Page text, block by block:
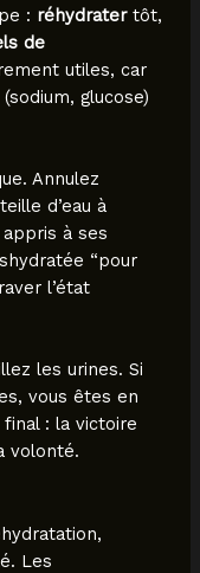
: réhydratertôt,
de
utiles, car
glucose)
Annulez
d’eau à
à ses
“pour
l’état
les urines. Si
vous êtes en
: la victoire
volonté.
Les